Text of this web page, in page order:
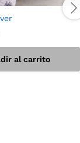
al carrito